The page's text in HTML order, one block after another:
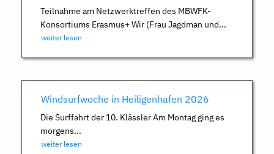
Teilnahme am Netzwerktreffen des MBWFK-
Konsortiums Erasmus+ Wir (Frau Jagdman und...
weiter lesen
Windsurfwoche in Heiligenhafen 2026
Die Surffahrt der 10. Klässler Am Montag ging es
morgens...
weiter lesen